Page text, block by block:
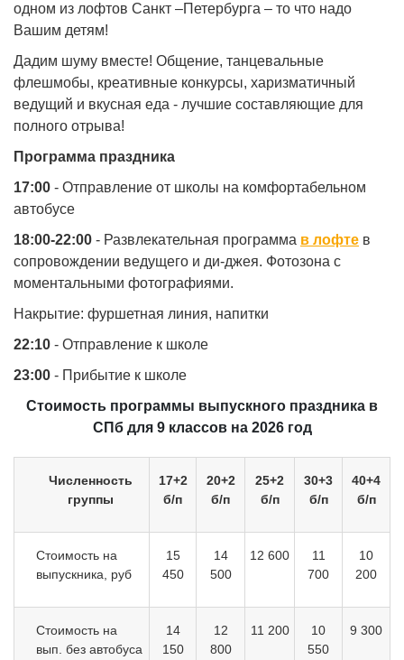
одном из лофтов Санкт –Петербурга – то что надо
Вашим детям!
Дадим шуму вместе! Общение, танцевальные
флешмобы, креативные конкурсы, харизматичный
ведущий и вкусная еда - лучшие составляющие для
полного отрыва!
Программа праздника
17:00 - Отправление от школы на комфортабельном
автобусе
18:00-22:00 - Развлекательная программа в лофте в
сопровождении ведущего и ди-джея. Фотозона с
моментальными фотографиями.
Накрытие: фуршетная линия, напитки
22:10 - Отправление к школе
23:00 - Прибытие к школе
Стоимость программы выпускного праздника в
СПб для 9 классов на 2026 год
Численность
группы
17+2
б/п
20+2
б/п
25+2
б/п
30+3
б/п
40+4
б/п
Стоимость на
выпускника, руб
15
450
14
500
12 600
11
700
10
200
Стоимость на
вып. без автобуса
14
150
12
800
11 200
10
550
9 300